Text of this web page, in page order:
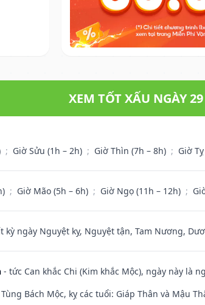
XEM TỐT XẤU NGÀY
; Giờ Sửu (1h – 2h) ; Giờ Thìn (7h – 8h) ; Giờ
; Giờ Mão (5h – 6h) ; Giờ Ngọ (11h – 12h) ;
kỳ ngày Nguyệt kỵ, Nguyệt tận, Tam Nương,
- tức Can khắc Chi (Kim khắc Mộc), ngày này là
Bách Mộc, kỵ các tuổi: Giáp Thân và Mậu